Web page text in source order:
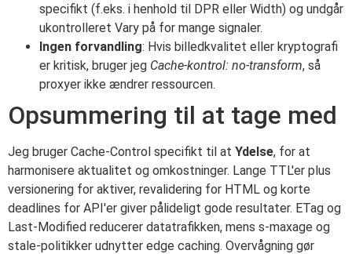
specifikt (f.eks. i henhold til DPR eller Width) og undgår
ukontrolleret Vary på for mange signaler.
Ingen forvandling: Hvis billedkvalitet eller kryptografi
er kritisk, bruger jeg Cache-kontrol: no-transform, så
proxyer ikke ændrer ressourcen.
Opsummering til at tage med
Jeg bruger Cache-Control specifikt til at Ydelse, for at
harmonisere aktualitet og omkostninger. Lange TTL'er plus
versionering for aktiver, revalidering for HTML og korte
deadlines for API'er giver pålideligt gode resultater. ETag og
Last-Modified reducerer datatrafikken, mens s-maxage og
stale-politikker udnytter edge caching. Overvågning gør